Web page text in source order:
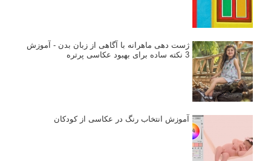
ژست دهی ماهرانه با آگاهی از زبان بدن - آموزش
3 نکته ساده برای بهبود عکاسی پرتره
آموزش انتخاب رنگ در عکاسی از کودکان